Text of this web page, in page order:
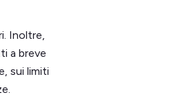
Inoltre,
a breve
sui limiti